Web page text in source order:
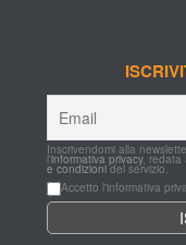
Inscrivendomi alla
l'informativa privacy, redata
e condizioni del servizio.
Accetto l'informativa